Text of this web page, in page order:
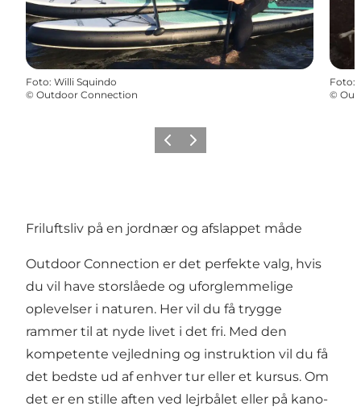
Foto: Willi Squindo
© Outdoor Connection
Foto:
©
ForrigeNæste
Friluftsliv på en jordnær og afslappet måde
Outdoor Connection er det perfekte valg, hvis
du vil have storslåede og uforglemmelige
oplevelser i naturen. Her vil du få trygge
rammer til at nyde livet i det fri. Med den
kompetente vejledning og instruktion vil du få
det bedste ud af enhver tur eller et kursus. Om
det er en stille aften ved lejrbålet eller på kano-